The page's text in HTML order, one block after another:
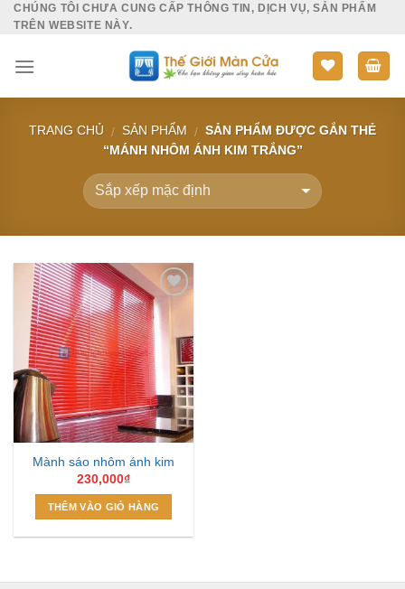
SkipCHÚNG TÔI CHƯA CUNG CẤP THÔNG TIN, DỊCH VỤ, SẢN PHẨM
TRÊN WEBSITE NÀY.
TRANG CHỦ / SẢN PHẨM / SẢN PHẨM ĐƯỢC GẮN THẺ
“MÁNH NHÔM ÁNH KIM TRẮNG”
Add to
Wishlist
Mành sáo nhôm ánh kim
230,000₫
THÊM VÀO GIỎ HÀNG